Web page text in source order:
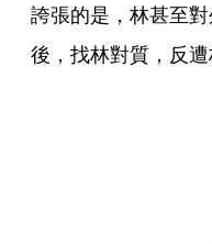
誇張的是，林甚至
後，找林對質，反